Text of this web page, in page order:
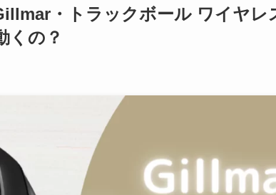
・トラックボール ワイヤレ
くの？